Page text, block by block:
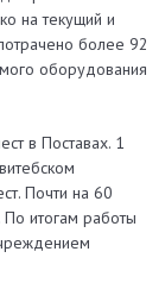
на текущий и
более 92
оборудования
в Поставах. 1
Почти на 60
итогам работы